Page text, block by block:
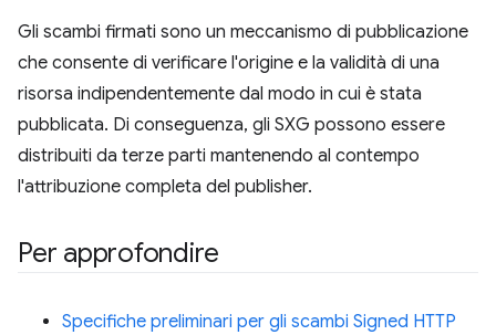
Gli scambi firmati sono un meccanismo di pubblicazione
che consente di verificare l'origine e la validità di una
risorsa indipendentemente dal modo in cui è stata
pubblicata. Di conseguenza, gli SXG possono essere
distribuiti da terze parti mantenendo al contempo
l'attribuzione completa del publisher.
Per approfondire
Specifiche preliminari per gli scambi Signed HTTP